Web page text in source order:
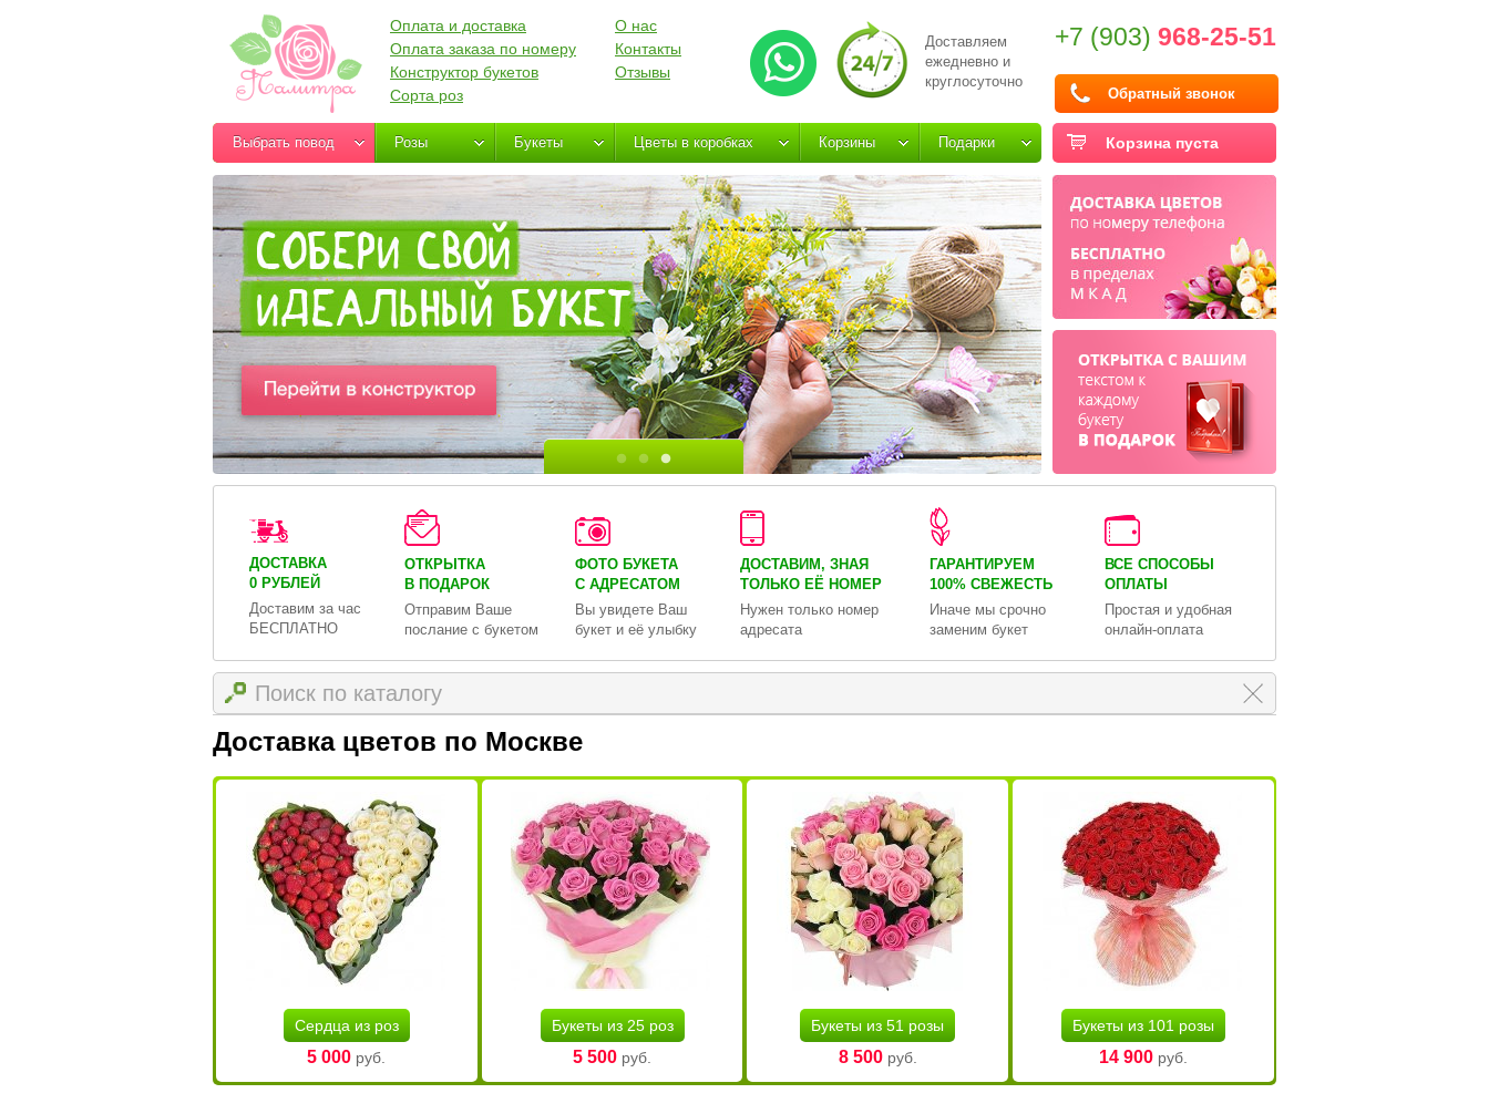
Доставляем
ежедневно и
круглосуточно
+7 (903) 968-25-51
Обратный звонок
Оплата и доставка
Оплата заказа по номеру
Конструктор букетов
Сорта роз
О нас
Контакты
Отзывы
Корзина пуста
Выбрать повод Розы Букеты Цветы в коробках Корзины Подарки
ДОСТАВКА
0 РУБЛЕЙ
Доставим за час
БЕСПЛАТНО
ОТКРЫТКА
В ПОДАРОК
Отправим Ваше
послание с букетом
ФОТО БУКЕТА
С АДРЕСАТОМ
Вы увидете Ваш
букет и её улыбку
ДОСТАВИМ, ЗНАЯ
ТОЛЬКО ЕЁ НОМЕР
Нужен только номер
адресата
ГАРАНТИРУЕМ
100% СВЕЖЕСТЬ
Иначе мы срочно
заменим букет
ВСЕ СПОСОБЫ
ОПЛАТЫ
Простая и удобная
онлайн-оплата
Доставка цветов по Москве
Сердца из роз
5 000 руб.
Букеты из 25 роз
5 500 руб.
Букеты из 51 розы
8 500руб.
Букеты из 101 розы
14 900руб.